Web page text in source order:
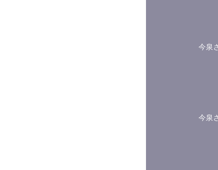
今泉
今泉